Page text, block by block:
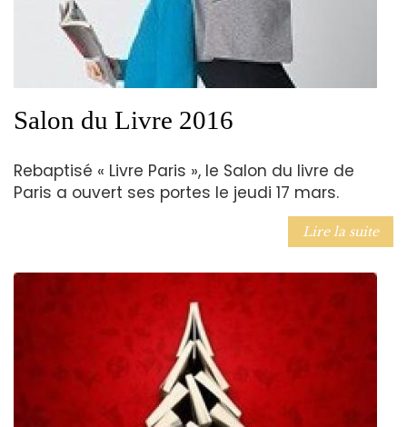
Salon du Livre 2016
Rebaptisé « Livre Paris », le Salon du livre de
Paris a ouvert ses portes le jeudi 17 mars.
Lire la suite